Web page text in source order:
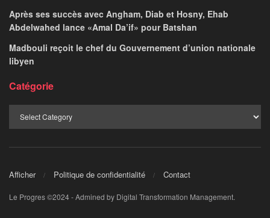
Après ses succès avec Angham, Diab et Hosny, Ehab
Abdelwahed lance «Amal Da’if» pour Batshan
Madbouli reçoit le chef du Gouvernement d’union nationale
libyen
Catégorie
Afficher Politique de confidentialité Contact
Le Progres ©2024 - Admined by Digital Transformation Management.